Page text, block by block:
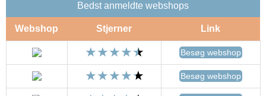
Bedst anmeldte webshops
Webshop Stjerner Link
Besøg webshop
Besøg webshop